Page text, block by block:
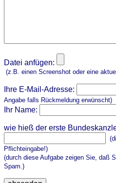
Datei anfügen:
(z.B. einen Screenshot oder eine
Ihre E-Mail-Adresse:
Angabe falls Rückmeldung erwünscht)
Ihr Name:
wie hieß der erste
Pflichteingabe!)
(durch diese Aufgabe zeigen Sie, daß
Spam.)